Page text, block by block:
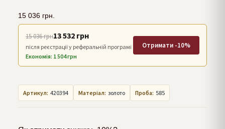
15 036 грн.
15 036 грн13 532 грн
після реєстрації у реферальній програмі
Економія: 1 504 грн
Отримати -10%
Артикул: 420394 Матеріал: золото Проба: 585